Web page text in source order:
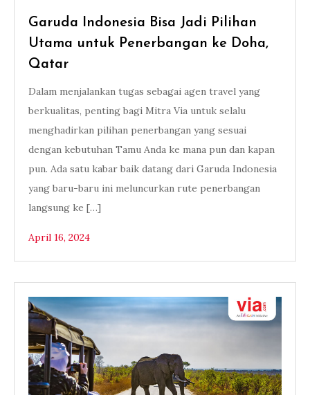
Garuda Indonesia Bisa Jadi Pilihan
Utama untuk Penerbangan ke Doha,
Qatar
Dalam menjalankan tugas sebagai agen travel yang
berkualitas, penting bagi Mitra Via untuk selalu
menghadirkan pilihan penerbangan yang sesuai
dengan kebutuhan Tamu Anda ke mana pun dan kapan
pun. Ada satu kabar baik datang dari Garuda Indonesia
yang baru-baru ini meluncurkan rute penerbangan
langsung ke […]
April 16, 2024